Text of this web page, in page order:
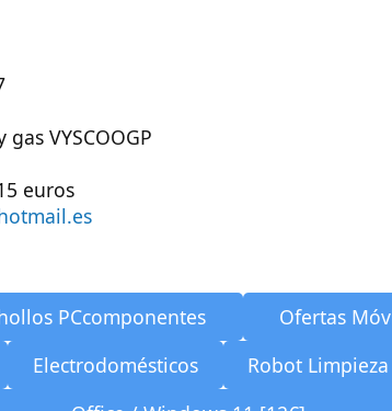
VYSCOOGP
euros
PCcomponentes Ofertas
Electrodomésticos Robot Limpieza